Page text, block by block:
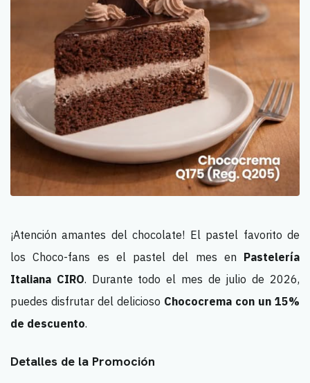
¡Atención amantes del chocolate! El pastel favorito de
los Choco-fans es el pastel del mes en Pastelería
Italiana CIRO. Durante todo el mes de julio de 2026,
puedes disfrutar del delicioso Chococrema con un 15%
de descuento.
Detalles de la Promoción